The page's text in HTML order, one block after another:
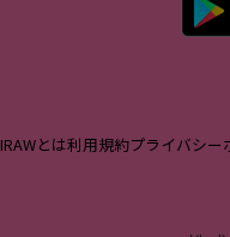
IRAWとは利用規約プライバシー